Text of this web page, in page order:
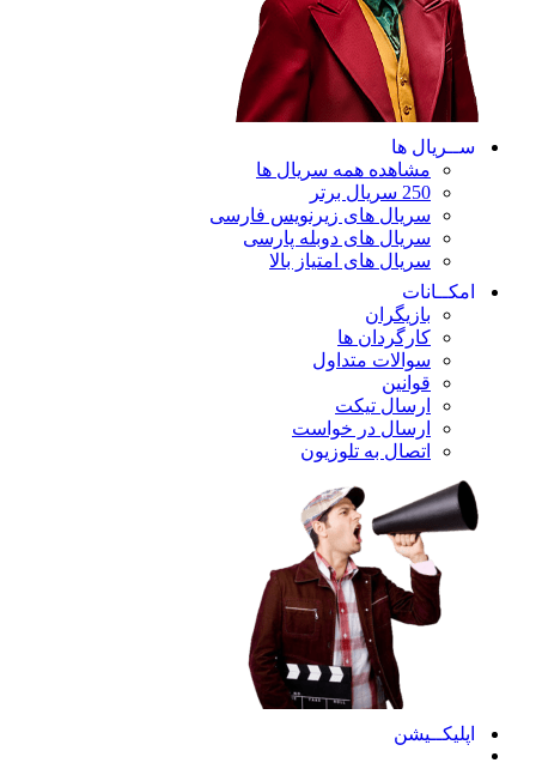
ســریال ها
مشاهده همه سریال ها
250 سریال برتر
سریال های زیرنویس فارسی
سریال های دوبله پارسی
سریال های امتیاز بالا
امکــانات
بازیگران
کارگردان ها
سوالات متداول
قوانین
ارسال تیکت
ارسال در خواست
اتصال به تلوزیون
اپلیکــیشن